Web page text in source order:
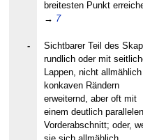
breitesten Punkt
→ 7
-
Sichtbarer Teil des
rundlich oder mit
Lappen, nicht
konkaven Rändern
erweiternd, aber oft mit
einem deutlich parallelen
Vorderabschnitt; oder,